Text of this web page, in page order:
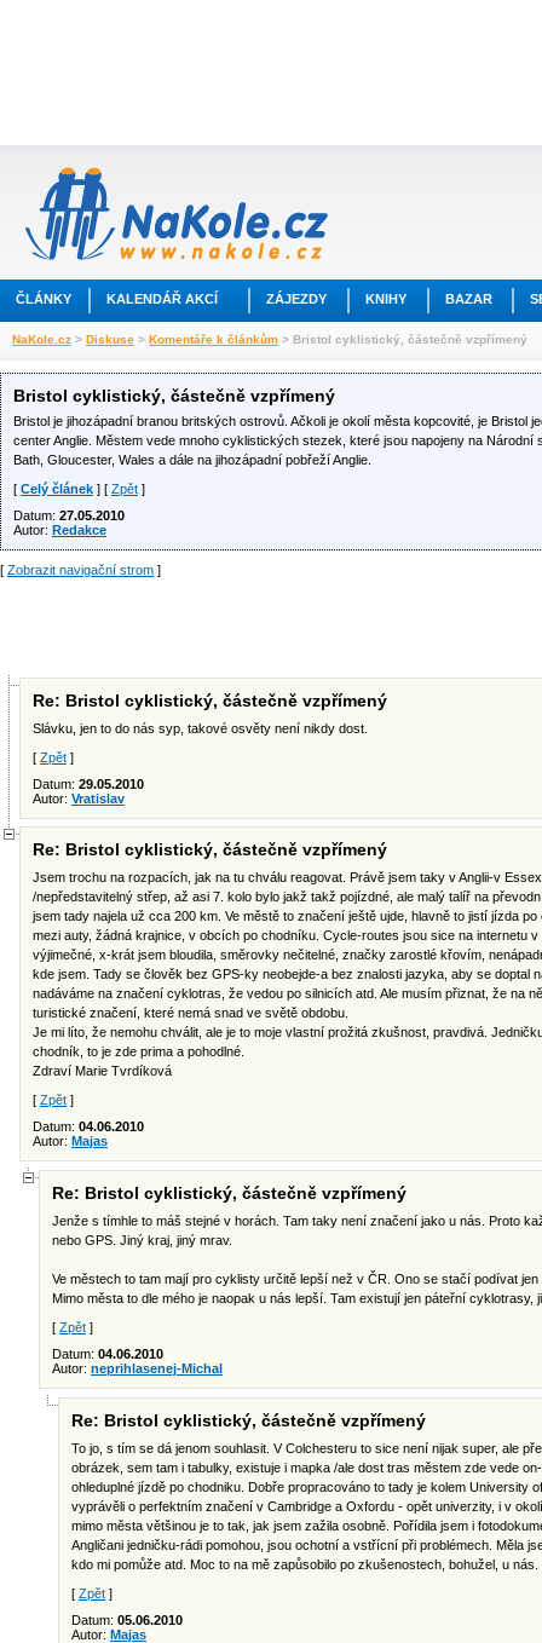
ČLÁNKY KALENDÁŘ AKCÍ ZÁJEZDY KNIHY BAZAR
NaKole.cz > Diskuse > Komentáře k článkům > Bristol cyklistický, částečně vzpřímený
Bristol cyklistický, částečně vzpřímený
Bristol je jihozápadní branou britských ostrovů. Ačkoli je okolí města kopcovité, je Bristol
center Anglie. Městem vede mnoho cyklistických stezek, které jsou napojeny na
Bath, Gloucester, Wales a dále na jihozápadní pobřeží Anglie.
[ Celý článek ] [ Zpět ]
Datum: 27.05.2010
Autor: Redakce
[ Zobrazit navigační strom ]
Re: Bristol cyklistický, částečně vzpřímený
Slávku, jen to do nás syp, takové osvěty není nikdy dost.
[ Zpět ]
Datum: 29.05.2010
Autor: Vratislav
Re: Bristol cyklistický, částečně vzpřímený
Jsem trochu na rozpacích, jak na tu chválu reagovat. Právě jsem taky v Anglii-v
/nepředstavitelný střep, až asi 7. kolo bylo jakž takž pojízdné, ale malý talíř na
jsem tady najela už cca 200 km. Ve městě to značení ještě ujde, hlavně to jistí jízda
mezi auty, žádná krajnice, v obcích po chodníku. Cycle-routes jsou sice na internetu
výjimečné, x-krát jsem bloudila, směrovky nečitelné, značky zarostlé křovím,
kde jsem. Tady se člověk bez GPS-ky neobejde-a bez znalosti jazyka, aby se doptal
nadáváme na značení cyklotras, že vedou po silnicích atd. Ale musím přiznat, že na
turistické značení, které nemá snad ve světě obdobu.
Je mi líto, že nemohu chválit, ale je to moje vlastní prožitá zkušnost, pravdivá.
chodník, to je zde prima a pohodlné.
Zdraví Marie Tvrdíková
[ Zpět ]
Datum: 04.06.2010
Autor: Majas
Re: Bristol cyklistický, částečně vzpřímený
Jenže s tímhle to máš stejné v horách. Tam taky není značení jako u nás. Proto
nebo GPS. Jiný kraj, jiný mrav.
Ve městech to tam mají pro cyklisty určitě lepší než v ČR. Ono se stačí podívat jen
Mimo města to dle mého je naopak u nás lepší. Tam existují jen páteřní cyklotrasy,
[ Zpět ]
Datum: 04.06.2010
Autor: neprihlasenej-Michal
Re: Bristol cyklistický, částečně vzpřímený
To jo, s tím se dá jenom souhlasit. V Colchesteru to sice není nijak super, ale
obrázek, sem tam i tabulky, existuje i mapka /ale dost tras městem zde vede
ohleduplné jízdě po chodniku. Dobře propracováno to tady je kolem University
vyprávěli o perfektním značení v Cambridge a Oxfordu - opět univerzity, i v
mimo města většinou je to tak, jak jsem zažila osobně. Pořídila jsem i
Angličani jedničku-rádi pomohou, jsou ochotní a vstřícní při problémech. Měla
kdo mi pomůže atd. Moc to na mě zapůsobilo po zkušenostech, bohužel, u nás.
[ Zpět ]
Datum: 05.06.2010
Autor: Majas